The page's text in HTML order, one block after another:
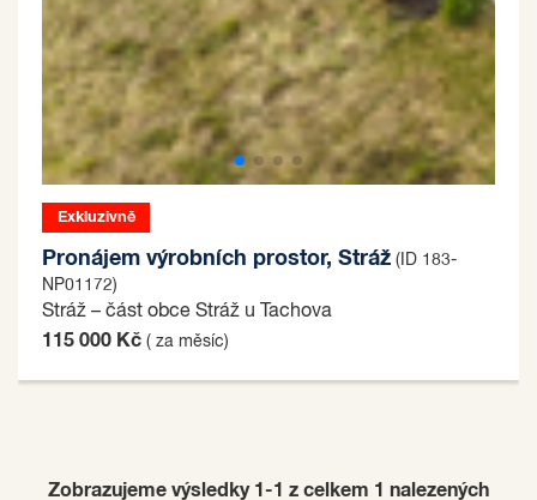
Exkluzivně
Pronájem výrobních prostor, Stráž (ID 183-
NP01172)
Stráž – část obce Stráž u Tachova
115 000 Kč ( za měsíc)
Zobrazujeme výsledky 1-1 z celkem 1 nalezených